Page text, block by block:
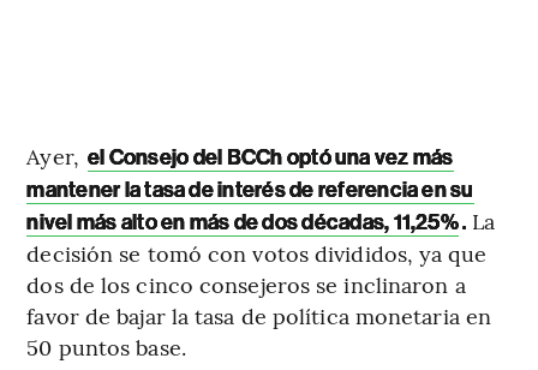
Ayer, el Consejo del BCCh optó una vez más
mantener la tasa de interés de referencia en su
nivel más alto en más de dos décadas, 11,25%. La
decisión se tomó con votos divididos, ya que
dos de los cinco consejeros se inclinaron a
favor de bajar la tasa de política monetaria en
50 puntos base.